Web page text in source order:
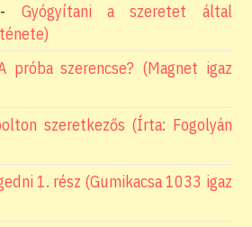
Gyógyítani a szeretet által
próba szerencse? (Magnet igaz
szeretkezős (Írta: Fogolyán
1. rész (Gumikacsa 1033 igaz